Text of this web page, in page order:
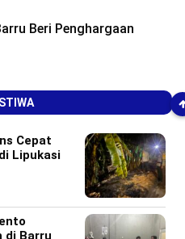
Beri Penghargaan
Cepat
Lipukasi
di Barru